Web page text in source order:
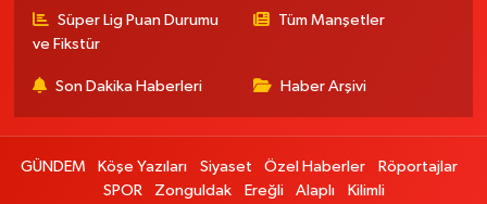
Süper Lig Puan Durumu
ve Fikstür
Tüm Manşetler
Son Dakika Haberleri Haber Arşivi
GÜNDEM Köşe Yazıları Siyaset Özel Haberler
Röportajlar
SPOR
Zonguldak Ereğli Alaplı Kilimli